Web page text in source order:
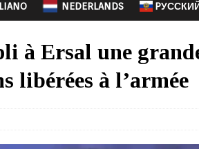
NEDERLANDS
à Ersal une
libérées à l’armée